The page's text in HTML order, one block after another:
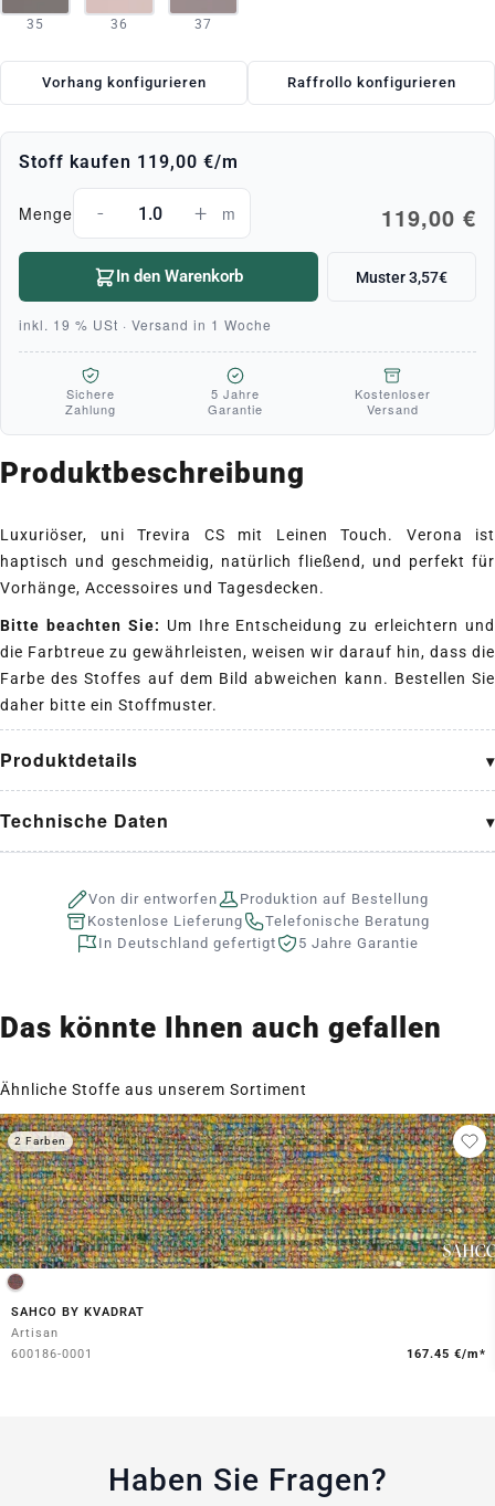
35 36 37
Vorhang konfigurieren Raffrollo konfigurieren
Stoff kaufen 119,00 €/m
Menge - + m 119,00 €
In den Warenkorb Muster 3,57€
inkl. 19 % USt · Versand in 1 Woche
Sichere
Zahlung
5 Jahre
Garantie
Kostenloser
Versand
Produktbeschreibung
Luxuriöser, uni Trevira CS mit Leinen Touch. Verona ist
haptisch und geschmeidig, natürlich fließend, und perfekt für
Vorhänge, Accessoires und Tagesdecken.
Bitte beachten Sie: Um Ihre Entscheidung zu erleichtern und
die Farbtreue zu gewährleisten, weisen wir darauf hin, dass die
Farbe des Stoffes auf dem Bild abweichen kann. Bestellen Sie
daher bitte ein Stoffmuster.
Produktdetails
Technische Daten
Von dir entworfen
Produktion auf Bestellung
Kostenlose Lieferung
Telefonische Beratung
In Deutschland gefertigt
5 Jahre Garantie
Das könnte Ihnen auch gefallen
Ähnliche Stoffe aus unserem Sortiment
SAHCO BY KVADRAT
Artisan
600186-0001
167.45 €/m*
2 Farben
Haben Sie Fragen?